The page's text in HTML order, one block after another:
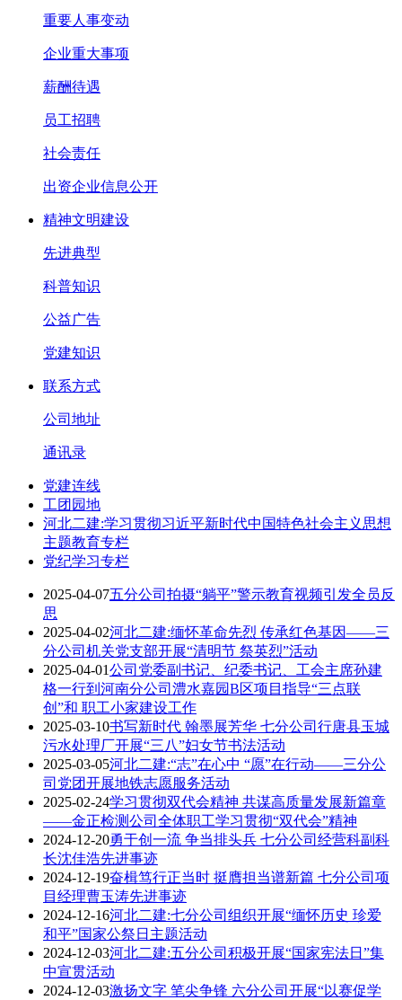
重要人事变动
企业重大事项
薪酬待遇
员工招聘
社会责任
出资企业信息公开
精神文明建设
先进典型
科普知识
公益广告
党建知识
联系方式
公司地址
通讯录
党建连线
工团园地
河北二建:学习贯彻习近平新时代中国特色社会主义思想
主题教育专栏
党纪学习专栏
2025-04-07五分公司拍摄“躺平”警示教育视频引发全员反
思
2025-04-02河北二建:缅怀革命先烈 传承红色基因——三
分公司机关党支部开展“清明节 祭英烈”活动
2025-04-01公司党委副书记、纪委书记、工会主席孙建
格一行到河南分公司澧水嘉园B区项目指导“三点联
创”和 职工小家建设工作
2025-03-10书写新时代 翰墨展芳华 七分公司行唐县玉城
污水处理厂开展“三八”妇女节书法活动
2025-03-05河北二建:“志”在心中 “愿”在行动——三分公
司党团开展地铁志愿服务活动
2025-02-24学习贯彻双代会精神 共谋高质量发展新篇章
——金正检测公司全体职工学习贯彻“双代会”精神
2024-12-20勇于创一流 争当排头兵 七分公司经营科副科
长沈佳浩先进事迹
2024-12-19奋楫笃行正当时 挺膺担当谱新篇 七分公司项
目经理曹玉涛先进事迹
2024-12-16河北二建:七分公司组织开展“缅怀历史 珍爱
和平”国家公祭日主题活动
2024-12-03河北二建:五分公司积极开展“国家宪法日”集
中宣贯活动
2024-12-03激扬文字 笔尖争锋 六分公司开展“以赛促学